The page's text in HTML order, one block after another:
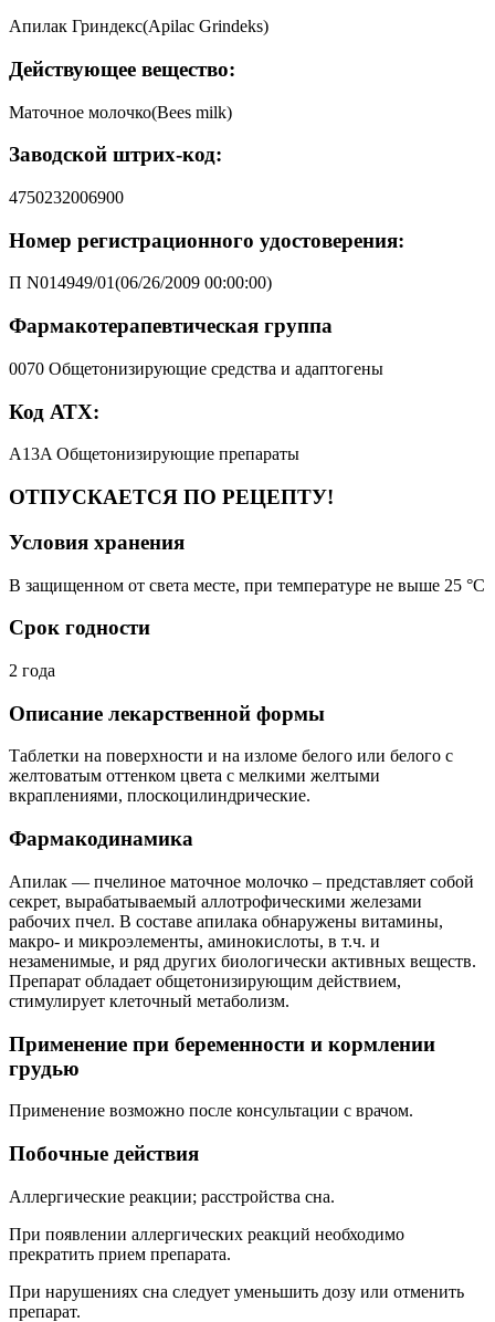
Апилак Гриндекс(Apilac Grindeks)
Действующее вещество:
Маточное молочко(Bees milk)
Заводской штрих-код:
4750232006900
Номер регистрационного удостоверения:
П N014949/01(06/26/2009 00:00:00)
Фармакотерапевтическая группа
0070 Общетонизирующие средства и адаптогены
Код АТХ:
A13A Общетонизирующие препараты
ОТПУСКАЕТСЯ ПО РЕЦЕПТУ!
Условия хранения
В защищенном от света месте, при температуре не выше 25 °C
Срок годности
2 года
Описание лекарственной формы
Таблетки на поверхности и на изломе белого или белого с
желтоватым оттенком цвета с мелкими желтыми
вкраплениями, плоскоцилиндрические.
Фармакодинамика
Апилак — пчелиное маточное молочко – представляет собой
секрет, вырабатываемый аллотрофическими железами
рабочих пчел. В составе апилака обнаружены витамины,
макро- и микроэлементы, аминокислоты, в т.ч. и
незаменимые, и ряд других биологически активных веществ.
Препарат обладает общетонизирующим действием,
стимулирует клеточный метаболизм.
Применение при беременности и кормлении
грудью
Применение возможно после консультации с врачом.
Побочные действия
Аллергические реакции; расстройства сна.
При появлении аллергических реакций необходимо
прекратить прием препарата.
При нарушениях сна следует уменьшить дозу или отменить
препарат.